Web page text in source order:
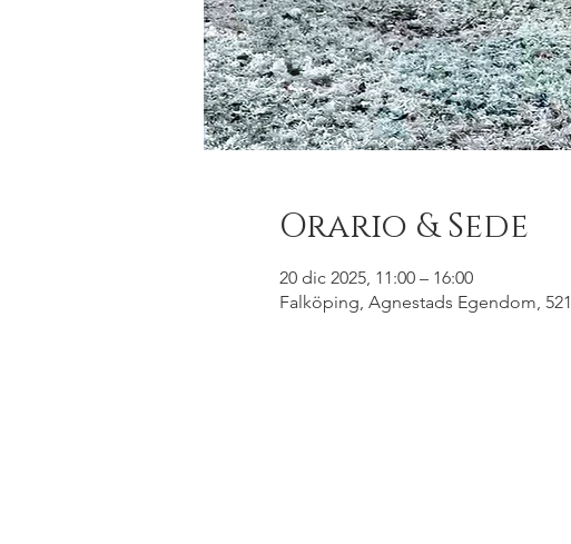
Orario & Sede
20 dic 2025, 11:00 – 16:00
Falköping, Agnestads Egendom,